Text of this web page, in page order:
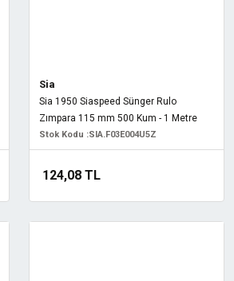
Sia
Sia 1950 Siaspeed Sünger Rulo
Zımpara 115 mm 500 Kum - 1 Metre
Stok Kodu :SIA.F03E004U5Z
124,08 TL